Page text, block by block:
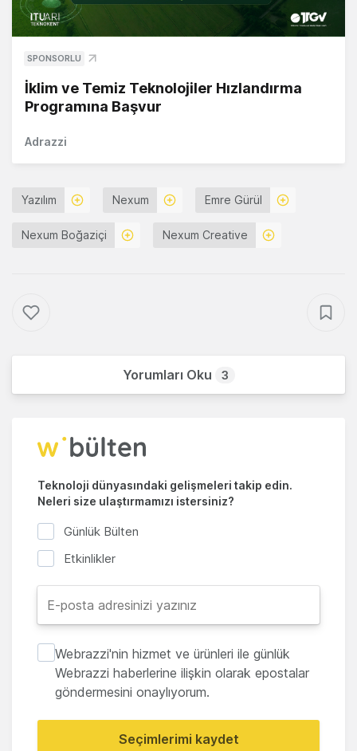
SPONSORLU
İklim ve Temiz Teknolojiler Hızlandırma
Programına Başvur
Adrazzi
Yazılım Nexum Emre Gürül
Nexum Boğaziçi Nexum Creative
Yorumları Oku 3
Teknoloji dünyasındaki gelişmeleri takip edin.
Neleri size ulaştırmamızı istersiniz?
Günlük Bülten
Etkinlikler
Webrazzi'nin hizmet ve ürünleri ile günlük
Webrazzi haberlerine ilişkin olarak epostalar
göndermesini onaylıyorum.
Seçimlerimi kaydet